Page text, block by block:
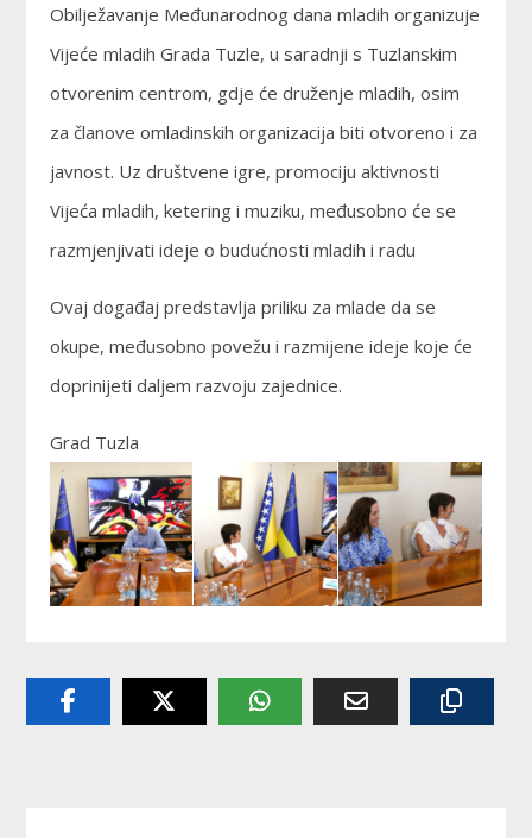
Obilježavanje Međunarodnog dana mladih organizuje
Vijeće mladih Grada Tuzle, u saradnji s Tuzlanskim
otvorenim centrom, gdje će druženje mladih, osim
za članove omladinskih organizacija biti otvoreno i za
javnost. Uz društvene igre, promociju aktivnosti
Vijeća mladih, ketering i muziku, međusobno će se
razmjenjivati ideje o budućnosti mladih i radu
Ovaj događaj predstavlja priliku za mlade da se
okupe, međusobno povežu i razmijene ideje koje će
doprinijeti daljem razvoju zajednice.
Grad Tuzla